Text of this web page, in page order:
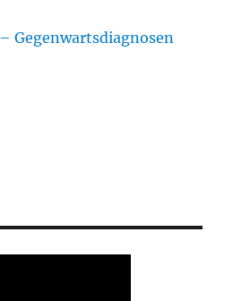
Gegenwartsdiagnosen